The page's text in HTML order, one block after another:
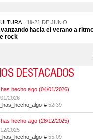
19-21 DE JUNIO
hacia el verano a ritmo
rock
DESTACADOS
hecho algo (04/01/2026)
2026
# 52:39
hecho algo (28/12/2025)
2025
# 55:09